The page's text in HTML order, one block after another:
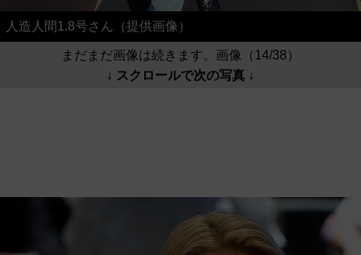
人造人間1.8号さん（提供画像）
まだまだ画像は続きます。画像（14/38）
↓ スクロールで次の写真 ↓